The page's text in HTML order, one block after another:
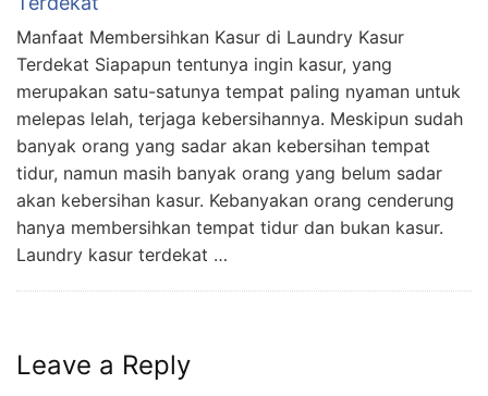
Manfaat Membersihkan Kasur di Laundry Kasur
Terdekat Siapapun tentunya ingin kasur, yang
merupakan satu-satunya tempat paling nyaman untuk
melepas lelah, terjaga kebersihannya. Meskipun sudah
banyak orang yang sadar akan kebersihan tempat
tidur, namun masih banyak orang yang belum sadar
akan kebersihan kasur. Kebanyakan orang cenderung
hanya membersihkan tempat tidur dan bukan kasur.
Laundry kasur terdekat …
Leave a Reply